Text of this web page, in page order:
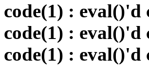
code(1) : eval()'d
code(1) : eval()'d
code(1) : eval()'d